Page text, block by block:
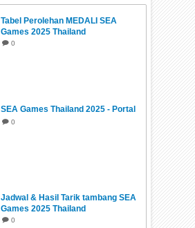
Tabel Perolehan MEDALI SEA
Games 2025 Thailand
0
SEA Games Thailand 2025 - Portal
0
Jadwal & Hasil Tarik tambang SEA
Games 2025 Thailand
0